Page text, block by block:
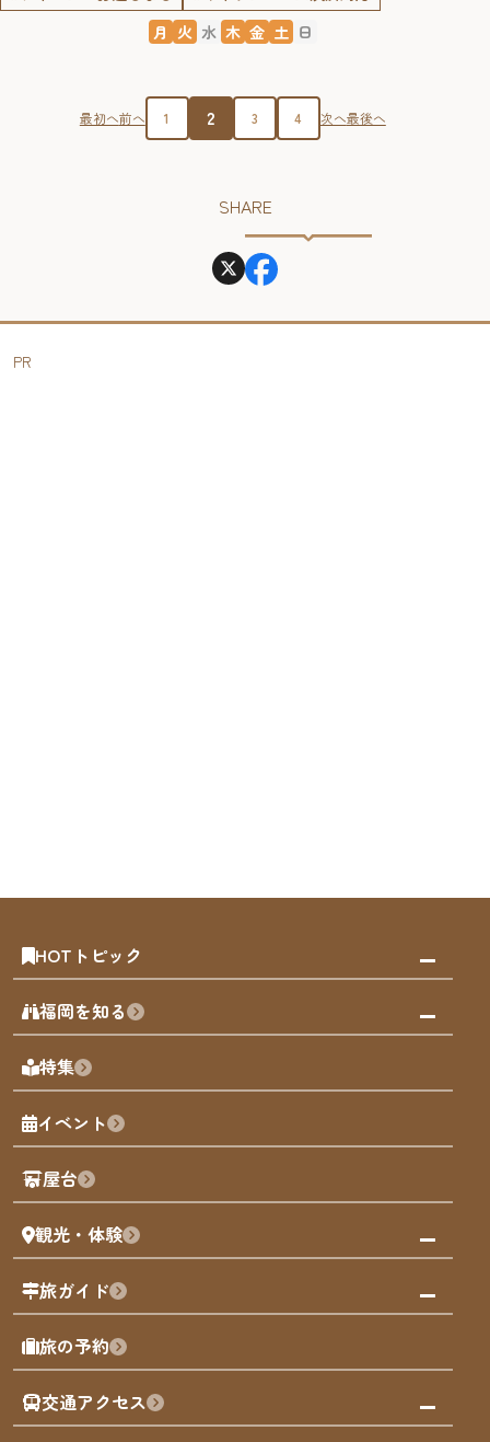
月 火 水 木 金 土 日
最初へ前へ 1 2 3 4 次へ最後へ
SHARE
PR
HOTトピック
みんなの旅行記
天神エリア
博多旧市街
福岡城
歴史・文化
福岡を知る
福岡の見どころ
福岡の魅力
観光カレンダー
観光PR動画
まち歩き
福岡グルメ
福岡を楽しむ
福岡のアート
福岡のナイトタイム
福岡の歴史・文化
特集
イベント
屋台
観光・体験
観る・遊ぶ
屋台
買う
体験
泊まる
旅ガイド
モデルコース
AIおまかせコース
オリジナルプラン
旅の予約
交通アクセス